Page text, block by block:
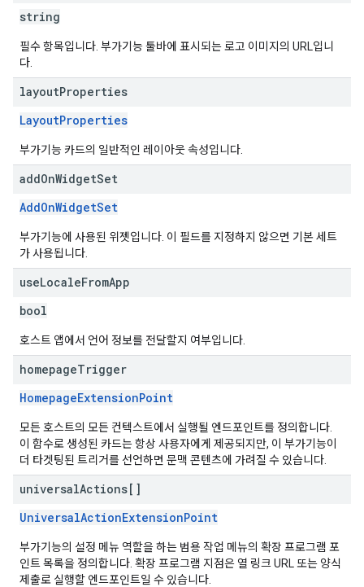
string
필수 항목입니다. 부가기능 툴바에 표시되는 로고 이미지의 URL입니
다.
layoutProperties
LayoutProperties
부가기능 카드의 일반적인 레이아웃 속성입니다.
addOnWidgetSet
AddOnWidgetSet
부가기능에 사용된 위젯입니다. 이 필드를 지정하지 않으면 기본 세트
가 사용됩니다.
useLocaleFromApp
bool
호스트 앱에서 언어 정보를 전달할지 여부입니다.
homepageTrigger
HomepageExtensionPoint
모든 호스트의 모든 컨텍스트에서 실행될 엔드포인트를 정의합니다.
이 함수로 생성된 카드는 항상 사용자에게 제공되지만, 이 부가기능이
더 타겟팅된 트리거를 선언하면 문맥 콘텐츠에 가려질 수 있습니다.
universalActions[]
UniversalActionExtensionPoint
부가기능의 설정 메뉴 역할을 하는 범용 작업 메뉴의 확장 프로그램 포
인트 목록을 정의합니다. 확장 프로그램 지점은 열 링크 URL 또는 양식
제출로 실행할 엔드포인트일 수 있습니다.